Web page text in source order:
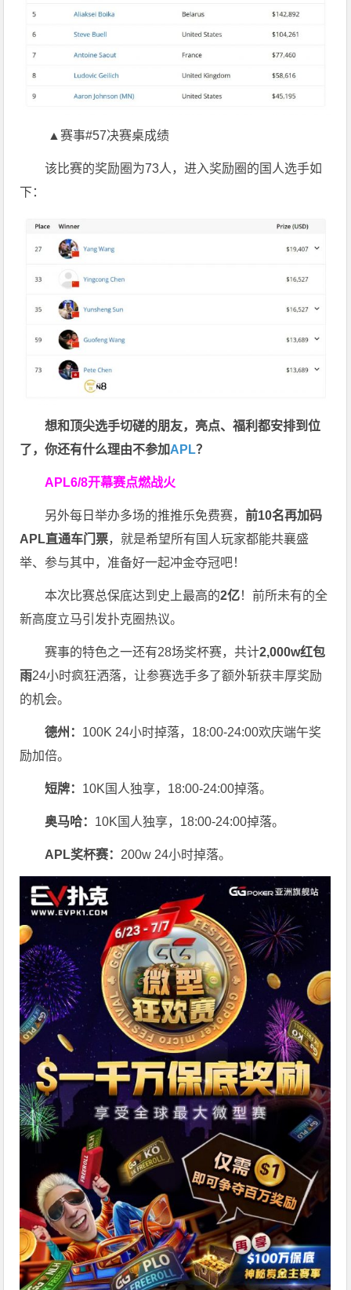
▲赛事#57决赛桌成绩
该比赛的奖励圈为73人，进入奖励圈的国人选手如
下：
想和顶尖选手切磋的朋友，亮点、福利都安排到位
了，你还有什么理由不参加APL？
APL6/8开幕赛点燃战火
另外每日举办多场的推推乐免费赛，前10名再加码
APL直通车门票，就是希望所有国人玩家都能共襄盛
举、参与其中，准备好一起冲金夺冠吧！
本次比赛总保底达到史上最高的2亿！前所未有的全
新高度立马引发扑克圈热议。
赛事的特色之一还有28场奖杯赛，共计2,000w红包
雨24小时疯狂洒落，让参赛选手多了额外斩获丰厚奖励
的机会。
德州： 100K 24小时掉落， 18:00-24:00欢庆端午奖
励加倍。
短牌： 10K国人独享，18:00-24:00掉落。
奥马哈： 10K国人独享，18:00-24:00掉落。
APL奖杯赛： 200w 24小时掉落。